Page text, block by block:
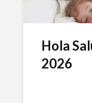
Hola
2026